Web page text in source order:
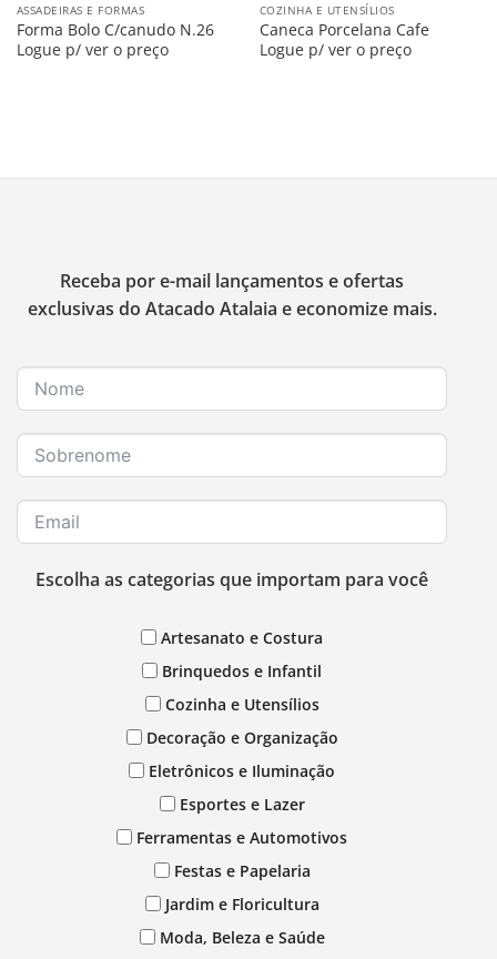
ASSADEIRAS E FORMAS
Forma Bolo C/canudo N.26
Logue p/ ver o preço
COZINHA E UTENSÍLIOS
Caneca Porcelana Cafe
Logue p/ ver o preço
Receba por e-mail lançamentos e ofertas
exclusivas do Atacado Atalaia e economize mais.
Escolha as categorias que importam para você
Artesanato e Costura
Brinquedos e Infantil
Cozinha e Utensílios
Decoração e Organização
Eletrônicos e Iluminação
Esportes e Lazer
Ferramentas e Automotivos
Festas e Papelaria
Jardim e Floricultura
Moda, Beleza e Saúde